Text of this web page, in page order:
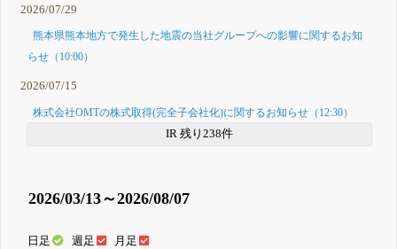
2026/07/29
熊本県熊本地方で発生した地震の当社グループへの影響に関するお知
らせ（10:00）
2026/07/15
株式会社OMTの株式取得(完全子会社化)に関するお知らせ（12:30）
IR 残り238件
2026/03/13～2026/08/07
日足 週足 月足